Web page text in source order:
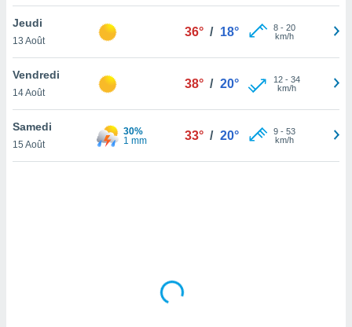
en
de
Jeudi
13 Août
36° / 18° 8- 20
km/h
Vendredi
14 Août
38° / 20° 12- 34
km/h
Samedi
15 Août
30%
1 mm
33° / 20° 9- 53
km/h